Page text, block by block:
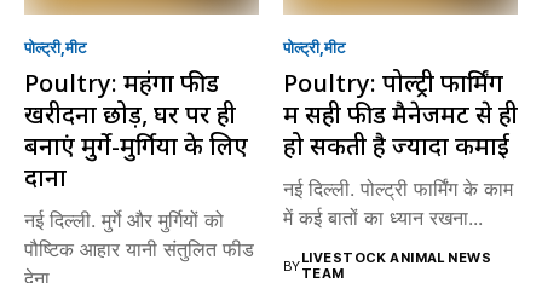
पोल्ट्री मीट
Poultry: महंगा फीड
खरीदना छोड़ें, घर पर ही
बनाएं मुर्गे-मुर्गियों के लिए
दाना
नई दिल्ली. मुर्गे और मुर्गियों को
पौष्टिक आहार यानी संतुलित फीड
पोल्ट्री मीट
Poultry: पोल्ट्री फार्मिंग
में सही फीड मैनेजमेंट से ही
हो सकती है ज्यादा कमाई
नई दिल्ली. पोल्ट्री फार्मिंग के काम
में कई बातों का ध्यान रखना...
BYLIVESTOCK ANIMAL NEWS
TEAM